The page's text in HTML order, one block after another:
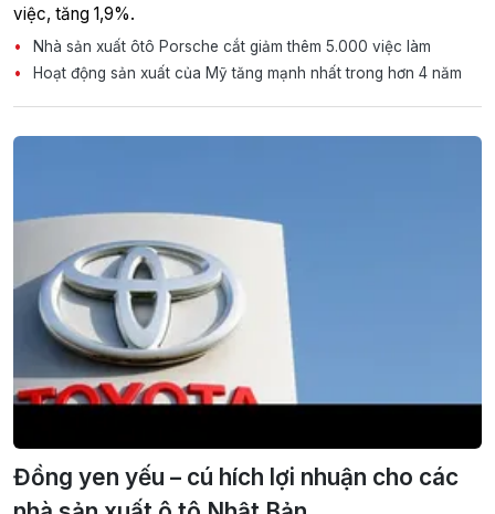
việc, tăng 1,9%.
Nhà sản xuất ôtô Porsche cắt giảm thêm 5.000 việc làm
Hoạt động sản xuất của Mỹ tăng mạnh nhất trong hơn 4 năm
Đồng yen yếu – cú hích lợi nhuận cho các